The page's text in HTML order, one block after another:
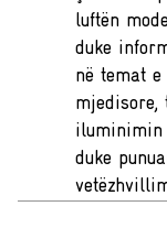
luftën
duke
në temat
mjedisore,
iluminimin
duke